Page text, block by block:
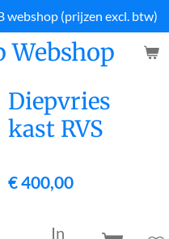
Webshop
webshop (prijzen excl. btw)
Diepvries
kast RVS
€ 400,00
In